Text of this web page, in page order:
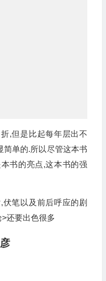
,但是比起每年层出不
简单的.所以尽管这本书
书的亮点,这本书的强
笔以及前后呼应的剧
还要出色很多